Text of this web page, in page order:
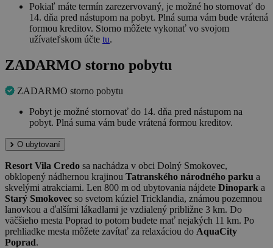
Pokiaľ máte termín zarezervovaný, je možné ho stornovať do
14. dňa pred nástupom na pobyt. Plná suma vám bude vrátená
formou kreditov. Storno môžete vykonať vo svojom
užívateľskom účte tu.
ZADARMO storno pobytu
ZADARMO storno pobytu
Pobyt je možné stornovať do 14. dňa pred nástupom na
pobyt. Plná suma vám bude vrátená formou kreditov.
O ubytovaní
Resort Vila Credo sa nachádza v obci Dolný Smokovec,
obklopený nádhernou krajinou Tatranského národného parku a
skvelými atrakciami. Len 800 m od ubytovania nájdete Dinopark a
Starý Smokovec so svetom kúziel Tricklandia, známou pozemnou
lanovkou a ďalšími lákadlami je vzdialený približne 3 km. Do
väčšieho mesta Poprad to potom budete mať nejakých 11 km. Po
prehliadke mesta môžete zavítať za relaxáciou do AquaCity
Poprad.